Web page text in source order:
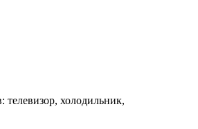
холодильник,